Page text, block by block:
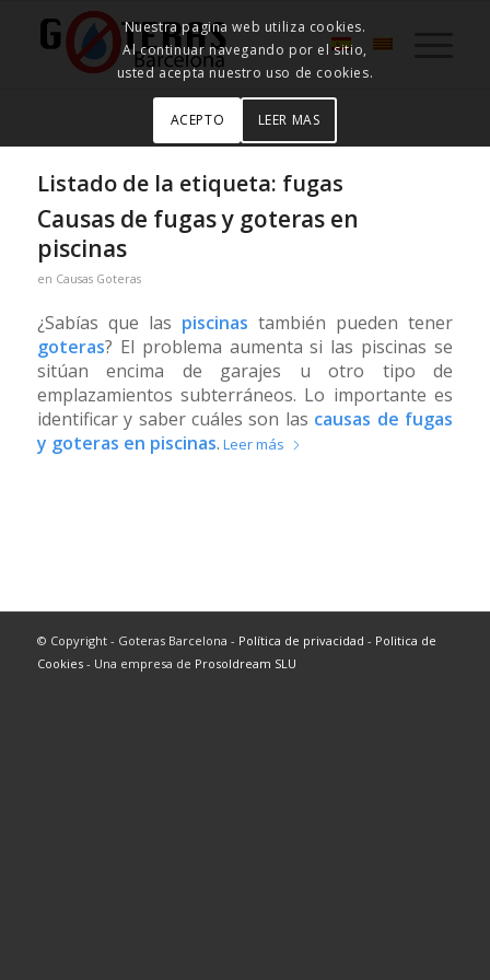
Listado de la etiqueta: fugas
Causas de fugas y goteras en
piscinas
en Causas Goteras
¿Sabías que las piscinas también pueden tener
goteras? El problema aumenta si las piscinas se
sitúan encima de garajes u otro tipo de
emplazamientos subterráneos. Lo importante es
identificar y saber cuáles son las causas de fugas
y goteras en piscinas. Leer más
© Copyright - Goteras Barcelona - Política de privacidad - Politica de
Cookies- Una empresa de Prosoldream SLU
Nuestra pagina web utiliza cookies.
Al continuar navegando por el sitio,
usted acepta nuestro uso de cookies.
ACEPTO LEER MAS